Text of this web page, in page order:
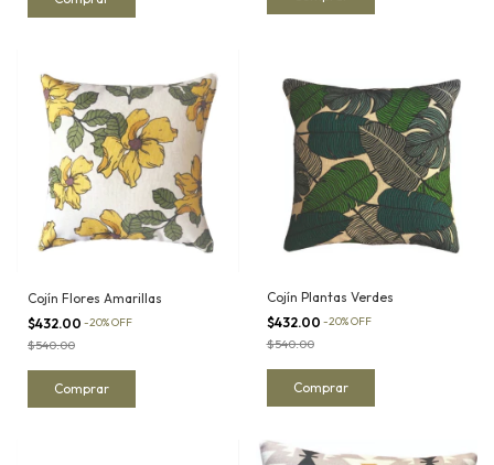
Cojín Flores Amarillas
$432.00 -20%OFF
$540.00
Cojín Plantas Verdes
$432.00 -20%OFF
$540.00